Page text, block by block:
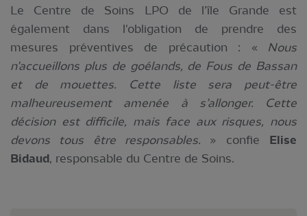
Le Centre de Soins LPO de l’île Grande est
également dans l'obligation de prendre des
mesures préventives de précaution : « Nous
n’accueillons plus de goélands, de Fous de Bassan
et de mouettes. Cette liste sera peut-être
malheureusement amenée à s’allonger. Cette
décision est difficile, mais face aux risques, nous
devons tous être responsables. » confie Elise
Bidaud, responsable du Centre de Soins.